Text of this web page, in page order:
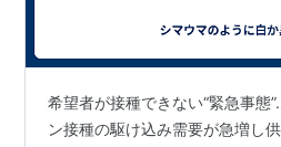
希望者が接種できない“緊急事態
ン接種の駆け込み需要が急増し